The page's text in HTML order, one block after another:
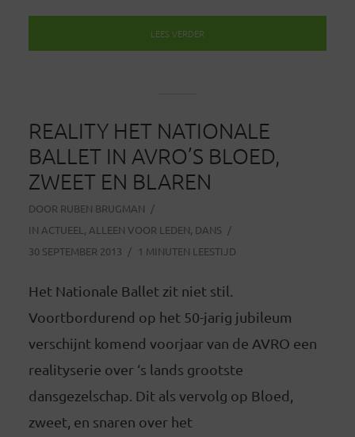
LEES VERDER
REALITY HET NATIONALE
BALLET IN AVRO’S BLOED,
ZWEET EN BLAREN
DOOR RUBEN BRUGMAN
IN ACTUEEL , ALLEEN VOOR LEDEN, DANS
30 SEPTEMBER 2013
1 MINUTEN LEESTIJD
Het Nationale Ballet zit niet stil.
Voortbordurend op het 50-jarig jubileum
verschijnt komend voorjaar van de AVRO een
realityserie over ‘s lands grootste
dansgezelschap. Dit als vervolg op Bloed,
zweet, en snaren over het